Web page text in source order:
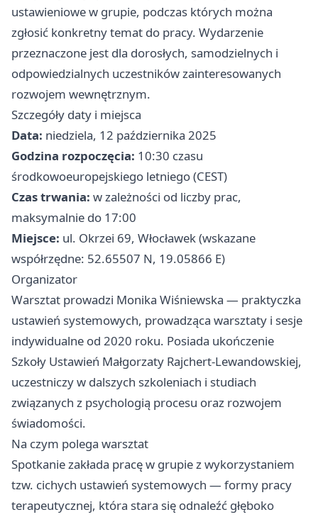
ustawieniowe w grupie, podczas których można
zgłosić konkretny temat do pracy. Wydarzenie
przeznaczone jest dla dorosłych, samodzielnych i
odpowiedzialnych uczestników zainteresowanych
rozwojem wewnętrznym.
Szczegóły daty i miejsca
Data: niedziela, 12 października 2025
Godzina rozpoczęcia: 10:30 czasu
środkowoeuropejskiego letniego (CEST)
Czas trwania: w zależności od liczby prac,
maksymalnie do 17:00
Miejsce: ul. Okrzei 69, Włocławek (wskazane
współrzędne: 52.65507 N, 19.05866 E)
Organizator
Warsztat prowadzi Monika Wiśniewska — praktyczka
ustawień systemowych, prowadząca warsztaty i sesje
indywidualne od 2020 roku. Posiada ukończenie
Szkoły Ustawień Małgorzaty Rajchert‑Lewandowskiej,
uczestniczy w dalszych szkoleniach i studiach
związanych z psychologią procesu oraz rozwojem
świadomości.
Na czym polega warsztat
Spotkanie zakłada pracę w grupie z wykorzystaniem
tzw. cichych ustawień systemowych — formy pracy
terapeutycznej, która stara się odnaleźć głęboko